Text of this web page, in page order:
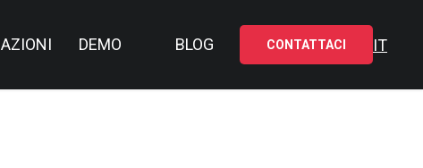
DEMO BLOG CONTATTACI IT